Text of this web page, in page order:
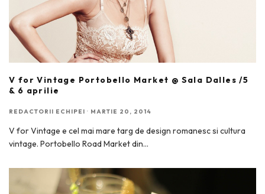
V for Vintage Portobello Market @ Sala Dalles /5
& 6 aprilie
REDACTORII ECHIPEI · MARTIE 20, 2014
V for Vintage e cel mai mare targ de design romanesc si cultura
vintage. Portobello Road Market din...